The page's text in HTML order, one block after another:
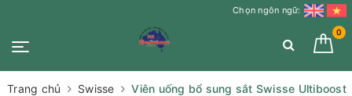
Chọn ngôn ngữ:
0
Trang chủ Swisse
Viên uống bổ sung sắt Swisse Ultiboost